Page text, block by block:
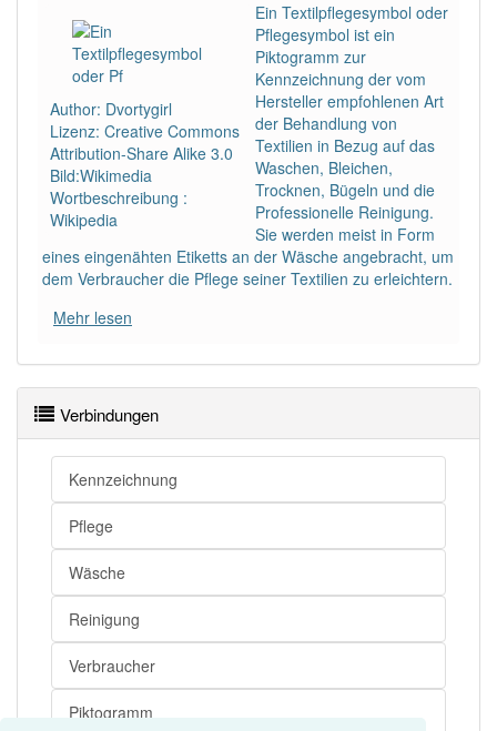
Häufigkeit: 2 von 10
Wörter mit Endung -pflegekennzeichenaber mit
einem anderen Artikel: -1
92% unserer Spielapp-Nutzer haben den Artikel
korrekt erraten.
Author: Dvortygirl
Lizenz: Creative Commons
Attribution-Share Alike 3.0
Bild:Wikimedia
Wortbeschreibung :
Wikipedia
Ein Textilpflegesymbol oder
Pflegesymbol ist ein
Piktogramm zur
Kennzeichnung der vom
Hersteller empfohlenen Art
der Behandlung von
Textilien in Bezug auf das
Waschen, Bleichen,
Trocknen, Bügeln und die
Professionelle Reinigung.
Sie werden meist in Form
eines eingenähten Etiketts an der Wäsche angebracht, um
dem Verbraucher die Pflege seiner Textilien zu erleichtern.
Mehr lesen
Verbindungen
Kennzeichnung
Pflege
Wäsche
Reinigung
Verbraucher
Piktogramm